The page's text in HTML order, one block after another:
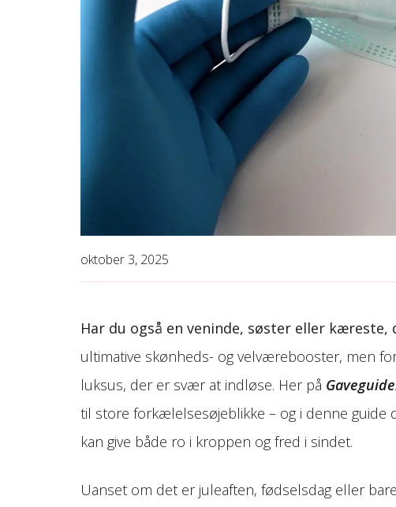
oktober 3, 2025
Har du også en veninde, søster eller
ultimative skønheds- og velværebooster, men
luksus, der er svær at indløse. Her på
til store forkælelses­øjeblikke – og i denne guide
kan give både ro i kroppen og fred i sindet.
Uanset om det er juleaften, fødselsdag eller